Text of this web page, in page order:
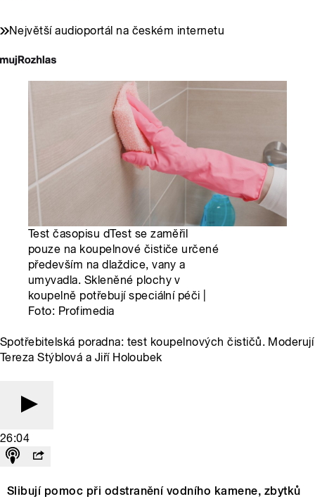
Největší audioportál na českém internetu
Test časopisu dTest se zaměřil
pouze na koupelnové čističe určené
především na dlaždice, vany a
umyvadla. Skleněné plochy v
koupelně potřebují speciální péči |
Foto: Profimedia
Spotřebitelská poradna: test koupelnových čističů. Moderují
Tereza Stýblová a Jiří Holoubek
26:04
Slibují pomoc při odstranění vodního kamene, zbytků